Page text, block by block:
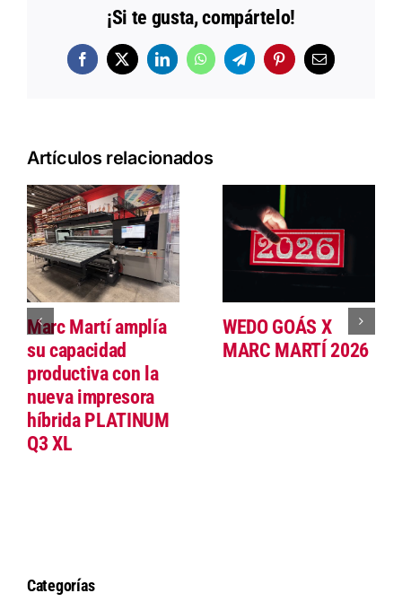
¡Si te gusta, compártelo!
Facebook
X LinkedInWhatsAppTelegramPinterestCorreo
electrónico
Artículos relacionados
Marc Martí amplía
su capacidad
productiva con la
nueva impresora
híbrida PLATINUM
Q3 XL
WEDO GOÁS X
MARC MARTÍ 2026
Categorías